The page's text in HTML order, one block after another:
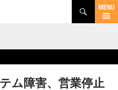
ム障害、営業停止